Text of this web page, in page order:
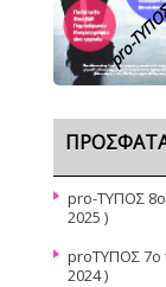
pro-
pro-ΤΥΠΟΣ
2025 )
proΤΥΠΟΣ 7ο
2024 )